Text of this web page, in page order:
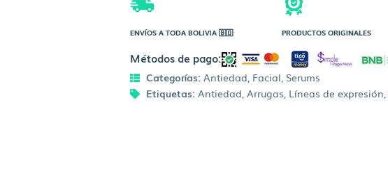
ENVÍOS A TODA BOLIVIA 🇧🇴 PRODUCTOS ORIGINALES
Métodos de pago:
Categorías: Antiedad Facial Serums
Etiquetas: Antiedad Arrugas Líneas de expresión